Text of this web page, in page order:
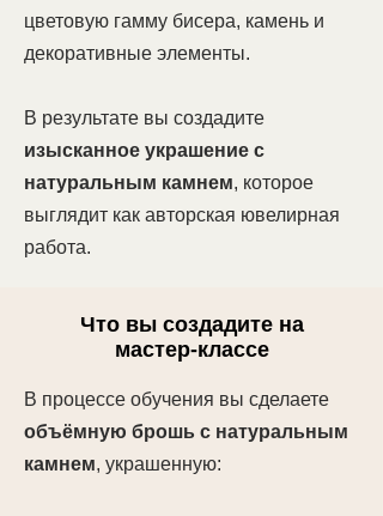
цветовую гамму бисера, камень и
декоративные элементы.
В результате вы создадите
изысканное украшение с
натуральным камнем, которое
выглядит как авторская ювелирная
работа.
Курс подойдёт:
осваивать вышивку и плетение
бисером;
Что вы создадите на
мастер-классе
В процессе обучения вы сделаете
объёмную брошь с натуральным
камнем, украшенную: